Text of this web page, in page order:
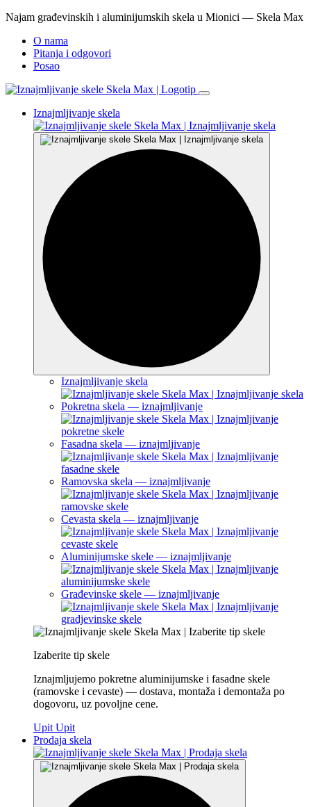
Najam građevinskih i aluminijumskih skela u Mionici — Skela Max
O nama
Pitanja i odgovori
Posao
Iznajmljivanje skela
Iznajmljivanje skela
Pokretna skela — iznajmljivanje
Fasadna skela — iznajmljivanje
Ramovska skela — iznajmljivanje
Cevasta skela — iznajmljivanje
Aluminijumske skele — iznajmljivanje
Građevinske skele — iznajmljivanje
Izaberite tip skele
Iznajmljujemo pokretne aluminijumske i fasadne skele
(ramovske i cevaste) — dostava, montaža i demontaža po
dogovoru, uz povoljne cene.
Upit Upit
Prodaja skela